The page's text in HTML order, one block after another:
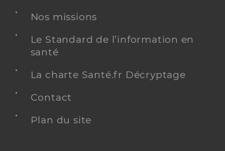
Nos missions
Le Standard de l’information en
santé
La charte Santé.fr Décryptage
Contact
Plan du site